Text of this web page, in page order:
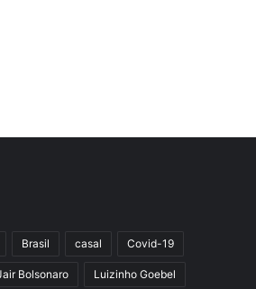
Brasil casal Covid-19
Bolsonaro Luizinho Goebel